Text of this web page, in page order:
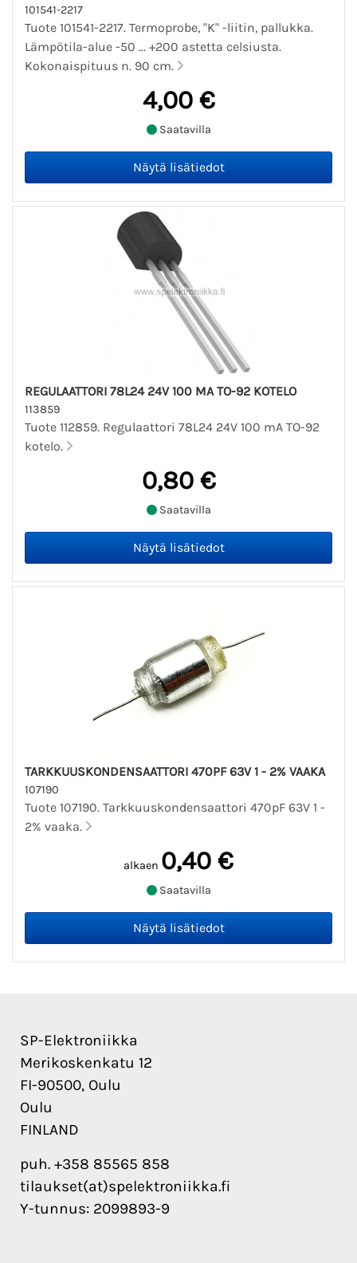
101541-2217
Tuote 101541-2217. Termoprobe, "K" -liitin, pallukka.
Lämpötila-alue -50 ... +200 astetta celsiusta.
Kokonaispituus n. 90 cm.
4,00 €
Saatavilla
REGULAATTORI 78L24 24V 100 MA TO-92 KOTELO
113859
Tuote 112859. Regulaattori 78L24 24V 100 mA TO-92
kotelo.
0,80 €
Saatavilla
TARKKUUSKONDENSAATTORI 470PF 63V 1 - 2% VAAKA
107190
Tuote 107190. Tarkkuuskondensaattori 470pF 63V 1 -
2% vaaka.
alkaen 0,40 €
Saatavilla
SP-Elektroniikka
Merikoskenkatu 12
FI-90500, Oulu
Oulu
FINLAND
puh. +358 85565 858
tilaukset(at)spelektroniikka.fi
Y-tunnus: 2099893-9